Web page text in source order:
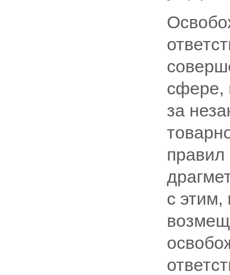
сфере,
за
правил
с этим,